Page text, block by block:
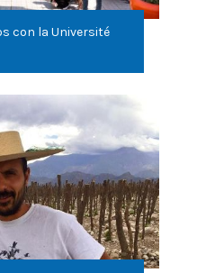
con la Université